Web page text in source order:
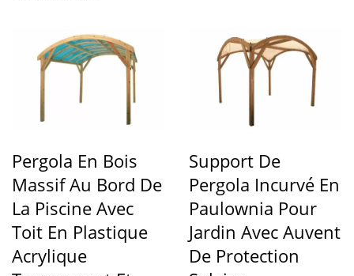
Pergola En Bois
Massif Au Bord De
La Piscine Avec
Toit En Plastique
Acrylique
Support De
Pergola Incurvé En
Paulownia Pour
Jardin Avec Auvent
De Protection